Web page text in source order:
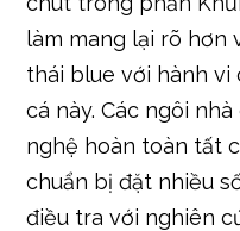
làm mang lại rõ hơn
thái blue với hành vi
cá này. Các ngôi nhà
nghệ hoàn toàn tất
chuẩn bị đặt nhiều
điều tra với nghiên